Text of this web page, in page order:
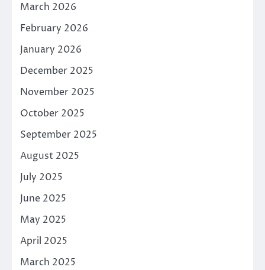
March 2026
February 2026
January 2026
December 2025
November 2025
October 2025
September 2025
August 2025
July 2025
June 2025
May 2025
April 2025
March 2025